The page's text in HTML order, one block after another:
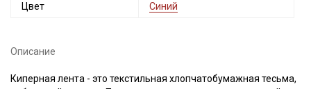
Цвет Синий
Описание
Киперная лента - это текстильная хлопчатобумажная тесьма,
Ознакомлен(а) сПолитикой обработки персональных